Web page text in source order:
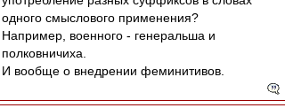
одного смыслового применения?
Например, военного - генеральша и
полковничиха.
И вообще о внедрении феминитивов.